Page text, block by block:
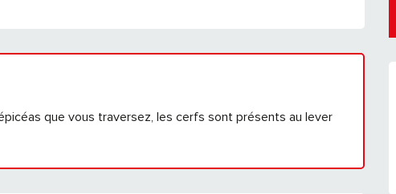
que vous traversez, les cerfs sont présents au lever